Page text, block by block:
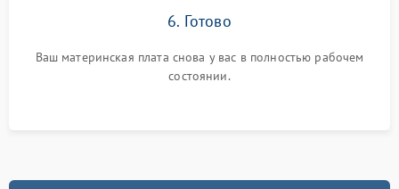
6. Готово
Ваш материнская плата снова у вас в полностью рабочем
состоянии.